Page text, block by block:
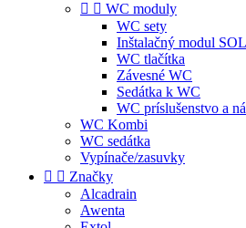
  WC moduly
WC sety
Inštalačný modul
WC tlačítka
Závesné WC
Sedátka k WC
WC príslušenstvo a
WC Kombi
WC sedátka
Vypínače/zasuvky
  Značky
Alcadrain
Awenta